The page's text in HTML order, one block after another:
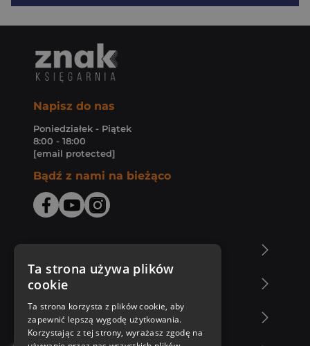
Napisz do nas
Poniedziałek - Piątek
8:00 - 18:00
[email protected]
Bądź z nami na bieżąco
Zakupy u nas
Nasza oferta
Ta strona używa plików
cookie
Ta strona korzysta z plików cookie, aby
zapewnić lepszą wygodę użytkowania.
Korzystając z tej strony, wyrażasz zgodę na